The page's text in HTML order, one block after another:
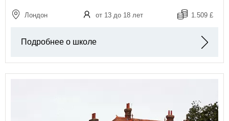
Лондон от 13 до 18 лет 1.509 £
Подробнее о школе